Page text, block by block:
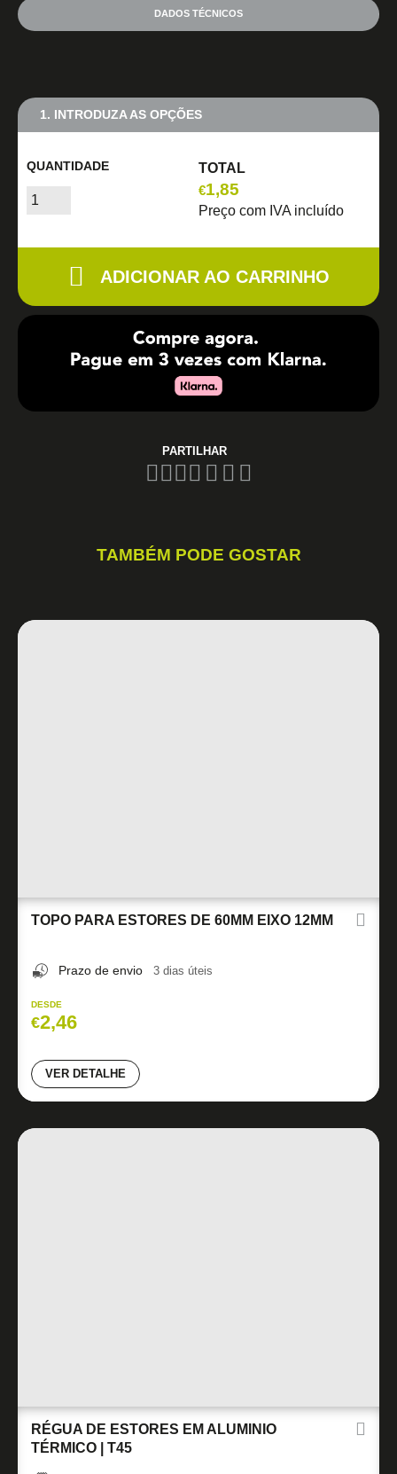
DADOS TÉCNICOS
1. INTRODUZA AS OPÇÕES
QUANTIDADE
TOTAL
€1,85
Preço com IVA incluído
ADICIONAR AO CARRINHO
PARTILHAR
TAMBÉM PODE GOSTAR
TOPO PARA ESTORES DE 60MM EIXO 12MM
Prazo de envio 3 dias úteis
DESDE
€2,46
VER DETALHE
RÉGUA DE ESTORES EM ALUMINIO
TÉRMICO | T45